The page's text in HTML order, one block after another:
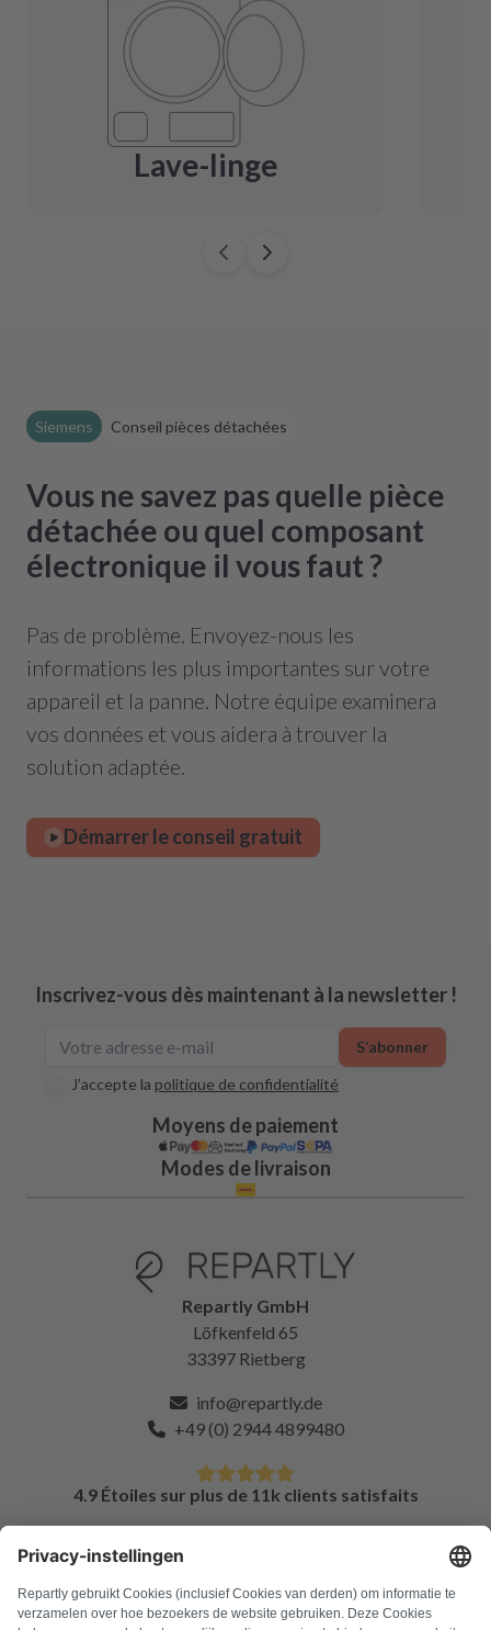
Lave-linge
Siemens Conseil pièces détachées
Vous ne savez pas quelle pièce
détachée ou quel composant
électronique il vous faut ?
Pas de problème. Envoyez-nous les
informations les plus importantes sur votre
appareil et la panne. Notre équipe examinera
vos données et vous aidera à trouver la
solution adaptée.
Démarrer le conseil gratuit
Inscrivez-vous dès maintenant à la newsletter !
J’accepte la politique de confidentialité
S’abonner
Moyens de paiement
Modes de livraison
Repartly GmbH
Löfkenfeld 65
33397 Rietberg
info@repartly.de
+49 (0) 2944 4899480
4.9 Étoiles sur plus de 11k clients satisfaits